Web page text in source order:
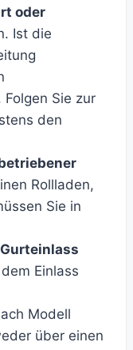
oder
Ist die
Sie zur
den
Rollladen,
Sie in
Einlass
Modell
über einen